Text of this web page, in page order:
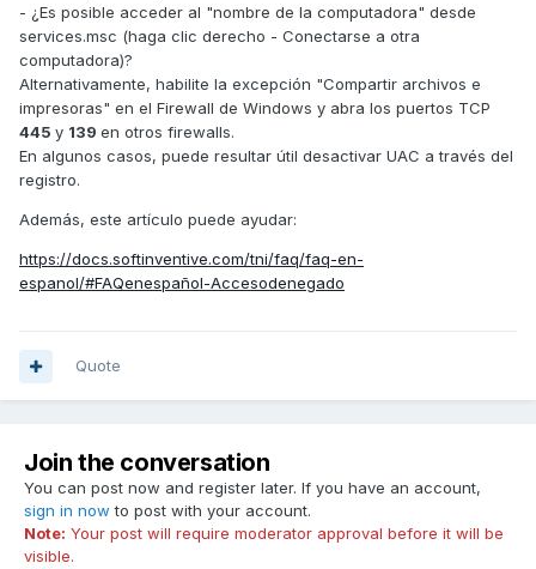
- ¿Es posible acceder al "nombre de la computadora" desde
services.msc (haga clic derecho - Conectarse a otra
computadora)?
Alternativamente, habilite la excepción "Compartir archivos e
impresoras" en el Firewall de Windows y abra los puertos TCP
445 y 139 en otros firewalls.
En algunos casos, puede resultar útil desactivar UAC a través del
registro.
Además, este artículo puede ayudar:
https://docs.softinventive.com/tni/faq/faq-en-
espanol/#FAQenespañol-Accesodenegado
Quote
Join the conversation
You can post now and register later. If you have an account,
sign in now to post with your account.
Note: Your post will require moderator approval before it will be
visible.